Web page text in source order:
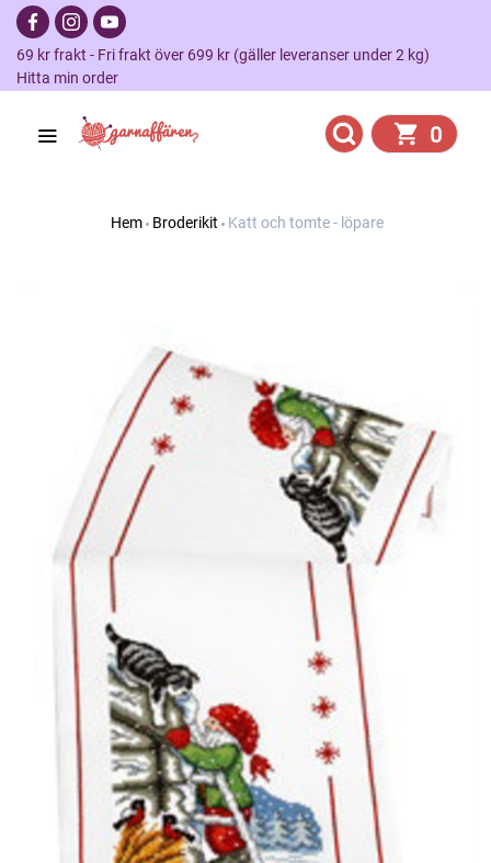
69 kr frakt - Fri frakt över 699 kr (gäller leveranser under 2 kg)
Hitta min order
0
Hem Broderikit Katt och tomte - löpare